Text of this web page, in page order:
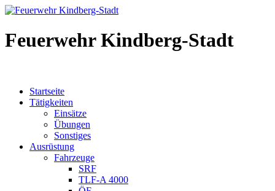
Feuerwehr Kindberg-Stadt
Startseite
Tätigkeiten
Einsätze
Übungen
Sonstiges
Ausrüstung
Fahrzeuge
SRF
TLF-A 4000